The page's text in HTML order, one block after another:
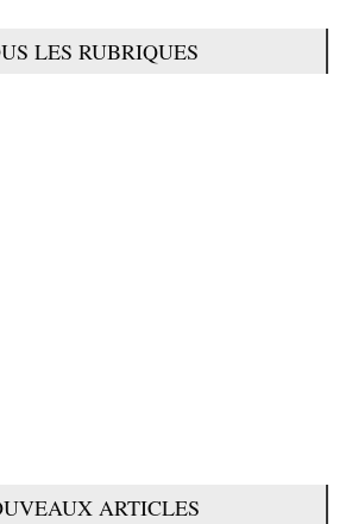
LES RUBRIQUES
ARTICLES